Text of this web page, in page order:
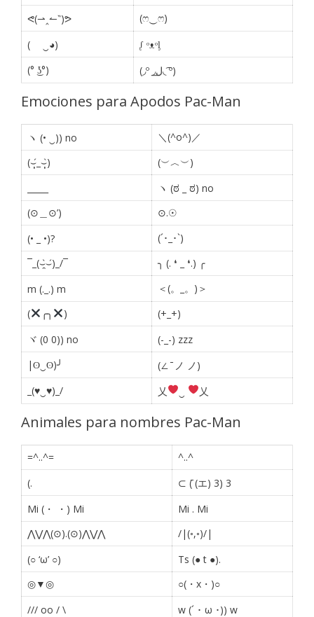
ᕙ(⇀‸↼‶)ᕗ
(ෆ‿ෆ)
(ゝ ‿◕)
ᶘ ᵒᴥᵒᶅ
(° ͜ʖ°)
(◞º ◞ل͟◟ ͡º)
Emociones para Apodos Pac-Man
ヽ (• ‿)) no
＼(^o^)／
(⌣̩̩́_⌣̩̩̀)
(︶︿︶)
ヽ (ಠ _ ಠ) no
(⊙＿⊙’)
⊙.☉
(• _ •)?
(´･_･`)
¯_(⌣̯̀⌣́)_/¯
╮ (. ❛ _ ❛.) ╭
m (._.) m
＜(。_。)＞
(
╭╮ )
(+_+)
ヾ (0 0)) no
(-_-) zzz
|ʘ‿ʘ)╯
(∠ ̄ ノ ノ)
_(♥‿♥)_/
乂 乂
Animales para nombres Pac-Man
=^..^=
^..^
(.
⊂ (̄ (エ) 3) 3
Mi (・ ・) Mi
Mi . Mi
⋀⋁⋀(⊙).(⊙)⋀⋁⋀
/|(◦,◦)/|
(○ ‘ω’ ○)
Ts (● t ●).
◎▼◎
○(・x・)○
/// oo / \
w (´ ･ ω ･)) w